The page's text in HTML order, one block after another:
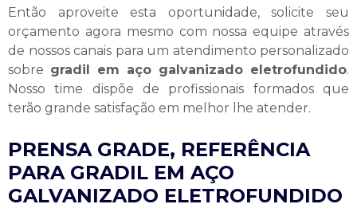
Então aproveite esta oportunidade, solicite seu
orçamento agora mesmo com nossa equipe através
de nossos canais para um atendimento personalizado
sobre gradil em aço galvanizado eletrofundido.
Nosso time dispõe de profissionais formados que
terão grande satisfação em melhor lhe atender.
PRENSA GRADE, REFERÊNCIA
PARA GRADIL EM AÇO
GALVANIZADO ELETROFUNDIDO